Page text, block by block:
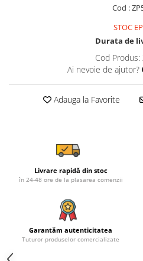
Cod :
STOC
Durata de
Cod Produs:
Ai nevoie de ajutor?
Adauga la Favorite
Livrare rapidă din stoc
în 24-48 ore de la plasarea comenzii
Garantăm autenticitatea
Tuturor produselor comercializate